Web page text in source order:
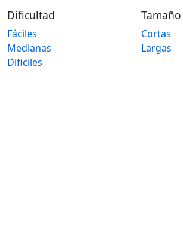
Dificultad
Fáciles
Medianas
Dificiles
Tamaño
Cortas
Largas